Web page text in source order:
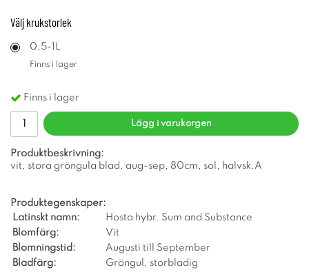
Välj krukstorlek
0,5-1L
Finns i lager
Finns i lager
Lägg i varukorgen
Produktbeskrivning:
vit, stora gröngula blad, aug-sep, 80cm, sol, halvsk.A
Produktegenskaper:
Latinskt namn:
Hosta hybr. Sum and Substance
Blomfärg:
Vit
Blomningstid:
Augusti till September
Bladfärg:
Gröngul, storbladig